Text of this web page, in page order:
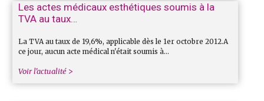
Les actes médicaux esthétiques soumis à la
TVA au taux…
La TVA au taux de 19,6%, applicable dès le 1er octobre 2012.A
ce jour, aucun acte médical n'était soumis à…
Voir l'actualité